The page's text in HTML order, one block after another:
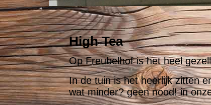
High Tea
Op Freubelhof is het heel
In de tuin is het heerlijk zitten
wat minder? geen nood! in